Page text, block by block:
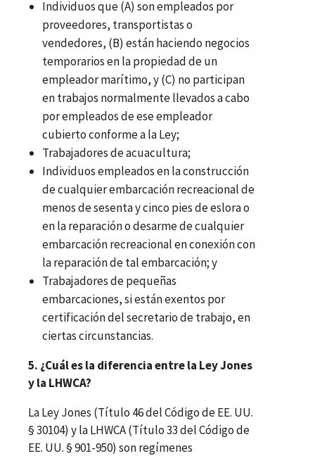
Individuos que (A) son empleados por
proveedores, transportistas o
vendedores, (B) están haciendo negocios
temporarios en la propiedad de un
empleador marítimo, y (C) no participan
en trabajos normalmente llevados a cabo
por empleados de ese empleador
cubierto conforme a la Ley;
Trabajadores de acuacultura;
Individuos empleados en la construcción
de cualquier embarcación recreacional de
menos de sesenta y cinco pies de eslora o
en la reparación o desarme de cualquier
embarcación recreacional en conexión con
la reparación de tal embarcación; y
Trabajadores de pequeñas
embarcaciones, si están exentos por
certificación del secretario de trabajo, en
ciertas circunstancias.
5. ¿Cuál es la diferencia entre la Ley Jones
y la LHWCA?
La Ley Jones (Título 46 del Código de EE. UU.
§30104) y la LHWCA (Título 33 del Código de
EE. UU.§901-950) son regímenes